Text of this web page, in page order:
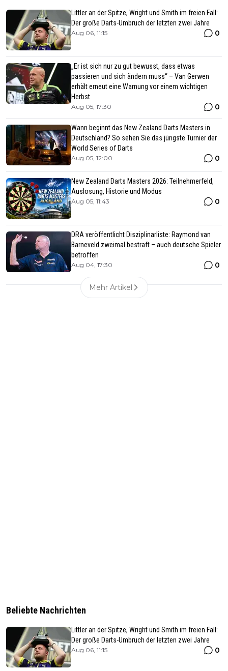
Littler an der Spitze, Wright und Smith im freien Fall:
Der große Darts-Umbruch der letzten zwei Jahre
Aug 06, 11:15 0
„Er ist sich nur zu gut bewusst, dass etwas
passieren und sich ändern muss“ – Van Gerwen
erhält erneut eine Warnung vor einem wichtigen
Herbst
Aug 05, 17:30 0
Wann beginnt das New Zealand Darts Masters in
Deutschland? So sehen Sie das jüngste Turnier der
World Series of Darts
Aug 05, 12:00 0
New Zealand Darts Masters 2026: Teilnehmerfeld,
Auslosung, Historie und Modus
Aug 05, 11:43 0
DRA veröffentlicht Disziplinarliste: Raymond van
Barneveld zweimal bestraft – auch deutsche Spieler
betroffen
Aug 04, 17:30 0
Mehr Artikel
Beliebte Nachrichten
Littler an der Spitze, Wright und Smith im freien Fall:
Der große Darts-Umbruch der letzten zwei Jahre
Aug 06, 11:15 0